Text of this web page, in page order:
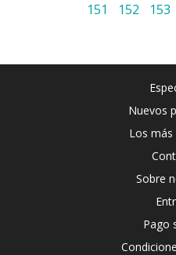
151
152 153
Nuevos
Los más
Sobre
Pago